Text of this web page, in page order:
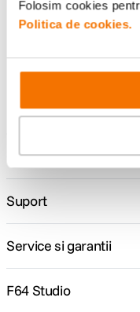
Folosim cookies
Politica de cookies.
Comenzi si livrare
Suport
Service si garantii
F64 Studio